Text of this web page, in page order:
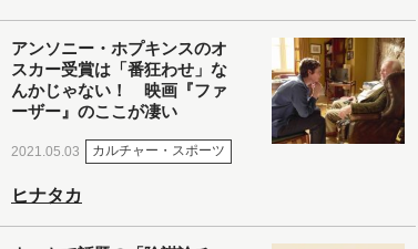
アンソニー・ホプキンスのオ
スカー受賞は「番狂わせ」な
んかじゃない！ 映画『ファ
ーザー』のここが凄い
2021.05.03 カルチャー・スポーツ
ヒナタカ